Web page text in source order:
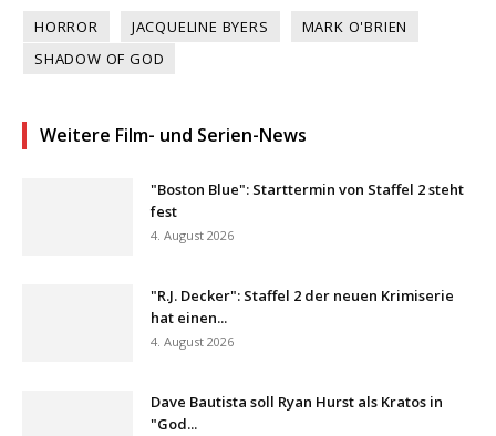
HORROR JACQUELINE BYERS
MARK O'BRIEN
SHADOW OF GOD
Weitere Film- und Serien-News
"Boston Blue": Starttermin von Staffel 2 steht
fest
4. August 2026
"R.J. Decker": Staffel 2 der neuen Krimiserie
hat einen...
4. August 2026
Dave Bautista soll Ryan Hurst als Kratos in
"God...